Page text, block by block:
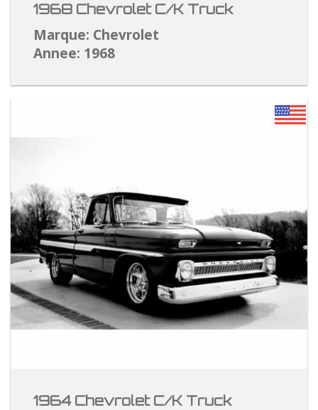
1968 Chevrolet C/K Truck
Marque: Chevrolet
Annee: 1968
1964 Chevrolet C/K Truck